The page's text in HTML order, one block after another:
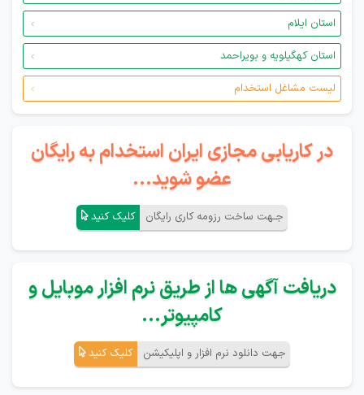
استان ایلام
استان کهگیلویه و بویراحمد
لیست مشاغل استخدام
در کاریابی مجازی ایران استخدام به رایگان
عضو شوید...
جـهت ساخت رزومه کاری رایگان کلیک کنید
دریافت آگهی ها از طریق نرم افزار موبایل و
کامپیوتر...
جهت دانلود نرم افزار و اپلیکیشن کلیک کنید